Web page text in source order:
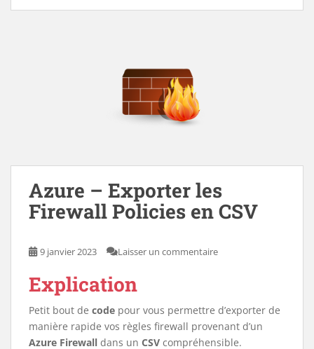
Azure – Exporter les
Firewall Policies en CSV
9 janvier 2023 Laisser un commentaire
Explication
Petit bout de code pour vous permettre d’exporter de
manière rapide vos règles firewall provenant d’un
Azure Firewall dans un CSV compréhensible.